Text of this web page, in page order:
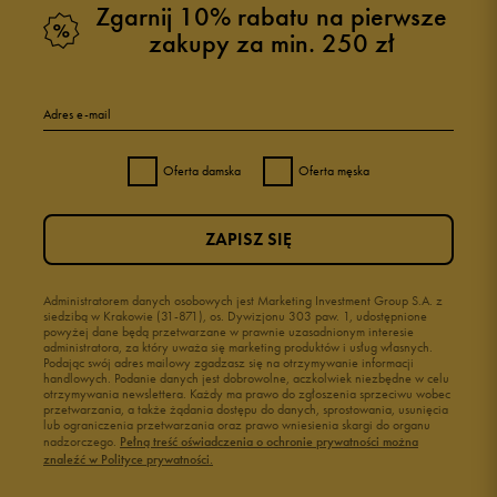
Zgarnij 10% rabatu na pierwsze
zakupy za min. 250 zł
Adres e-mail
Oferta damska Oferta męska
Administratorem danych osobowych jest Marketing Investment Group S.A. z
siedzibą w Krakowie (31-871), os. Dywizjonu 303 paw. 1, udostępnione
powyżej dane będą przetwarzane w prawnie uzasadnionym interesie
administratora, za który uważa się marketing produktów i usług własnych.
Podając swój adres mailowy zgadzasz się na otrzymywanie informacji
handlowych. Podanie danych jest dobrowolne, aczkolwiek niezbędne w celu
otrzymywania newslettera. Każdy ma prawo do zgłoszenia sprzeciwu wobec
przetwarzania, a także żądania dostępu do danych, sprostowania, usunięcia
lub ograniczenia przetwarzania oraz prawo wniesienia skargi do organu
nadzorczego. Pełną treść oświadczenia o ochronie prywatności można
znaleźć w Polityce prywatności.
ZAPISZ SIĘ